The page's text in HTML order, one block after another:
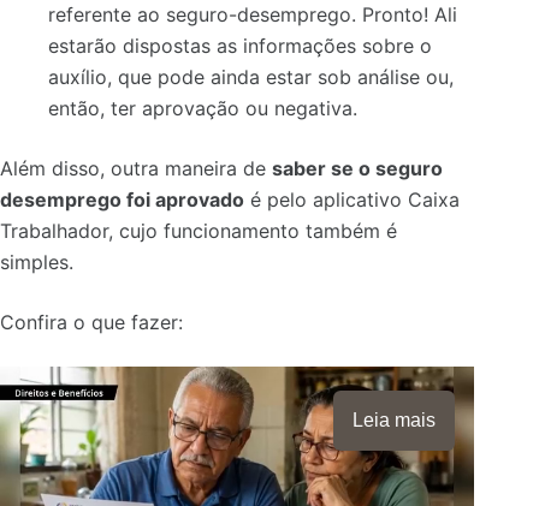
referente ao seguro-desemprego. Pronto! Ali
estarão dispostas as informações sobre o
auxílio, que pode ainda estar sob análise ou,
então, ter aprovação ou negativa.
Além disso, outra maneira de saber se o seguro
desemprego foi aprovado é pelo aplicativo Caixa
Trabalhador, cujo funcionamento também é
simples.
Confira o que fazer:
Leia mais